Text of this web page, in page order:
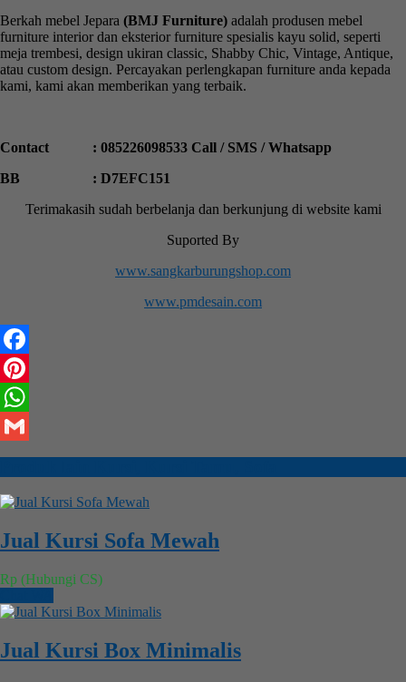
Berkah mebel Jepara (BMJ Furniture) adalah produsen mebel
furniture interior dan eksterior furniture spesialis kayu solid, seperti
meja trembesi, design ukiran classic, Shabby Chic, Vintage, Antique,
atau custom design. Percayakan perlengkapan furniture anda kepada
kami, kami akan memberikan yang terbaik.
Contact : 085226098533 Call / SMS / Whatsapp
BB : D7EFC151
Terimakasih sudah berbelanja dan berkunjung di website kami
Suported By
www.sangkarburungshop.com
www.pmdesain.com
Facebook
Pinterest
WhatsApp
Gmail
Jual Kursi Sofa Mewah
Rp (Hubungi CS)
Jual Kursi Box Minimalis